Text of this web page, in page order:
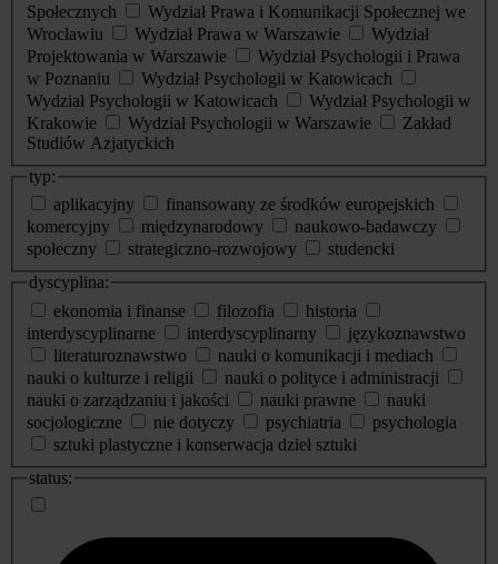
Społecznych
Wydział Prawa i Komunikacji Społecznej we
Wrocławiu
Wydział Prawa w Warszawie
Wydział
Projektowania w Warszawie
Wydział Psychologii i Prawa
w Poznaniu
Wydział Psychologii w Katowicach
Wydział Psychologii w Katowicach
Wydział Psychologii w
Krakowie
Wydział Psychologii w Warszawie
Zakład
Studiów Azjatyckich
typ:
aplikacyjny
finansowany ze środków europejskich
komercyjny
międzynarodowy
naukowo-badawczy
społeczny
strategiczno-rozwojowy
studencki
dyscyplina:
ekonomia i finanse
filozofia
historia
interdyscyplinarne
interdyscyplinarny
językoznawstwo
literaturoznawstwo
nauki o komunikacji i mediach
nauki o kulturze i religii
nauki o polityce i administracji
nauki o zarządzaniu i jakości
nauki prawne
nauki
socjologiczne
nie dotyczy psychiatria
psychologia
sztuki plastyczne i konserwacja dzieł sztuki
status: